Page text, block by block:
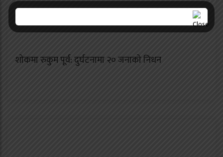
शोकमा रुकुम पूर्व: दुर्घटनामा २० जनाको निधन